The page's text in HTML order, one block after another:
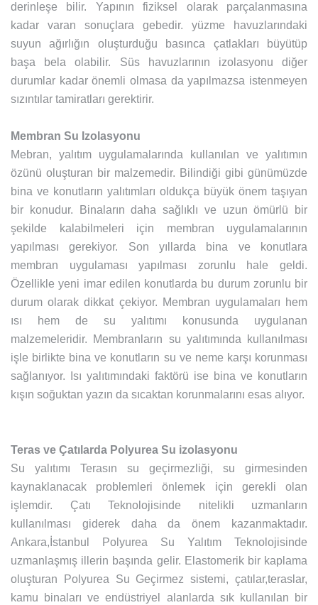
derinleşe bilir. Yapının fiziksel olarak parçalanmasına
kadar varan sonuçlara gebedir. yüzme havuzlarındaki
suyun ağırlığın oluşturduğu basınca çatlakları büyütüp
başa bela olabilir. Süs havuzlarının izolasyonu diğer
durumlar kadar önemli olmasa da yapılmazsa istenmeyen
sızıntılar tamiratları gerektirir.
Membran Su Izolasyonu
Mebran, yalıtım uygulamalarında kullanılan ve yalıtımın
özünü oluşturan bir malzemedir. Bilindiği gibi günümüzde
bina ve konutların yalıtımları oldukça büyük önem taşıyan
bir konudur. Binaların daha sağlıklı ve uzun ömürlü bir
şekilde kalabilmeleri için membran uygulamalarının
yapılması gerekiyor. Son yıllarda bina ve konutlara
membran uygulaması yapılması zorunlu hale geldi.
Özellikle yeni imar edilen konutlarda bu durum zorunlu bir
durum olarak dikkat çekiyor. Membran uygulamaları hem
ısı hem de su yalıtımı konusunda uygulanan
malzemeleridir. Membranların su yalıtımında kullanılması
işle birlikte bina ve konutların su ve neme karşı korunması
sağlanıyor. Isı yalıtımındaki faktörü ise bina ve konutların
kışın soğuktan yazın da sıcaktan korunmalarını esas alıyor.
Teras ve Çatılarda Polyurea Su izolasyonu
Su yalıtımı Terasın su geçirmezliği, su girmesinden
kaynaklanacak problemleri önlemek için gerekli olan
işlemdir. Çatı Teknolojisinde nitelikli uzmanların
kullanılması giderek daha da önem kazanmaktadır.
Ankara,İstanbul Polyurea Su Yalıtım Teknolojisinde
uzmanlaşmış illerin başında gelir. Elastomerik bir kaplama
oluşturan Polyurea Su Geçirmez sistemi, çatılar,teraslar,
kamu binaları ve endüstriyel alanlarda sık kullanılan bir